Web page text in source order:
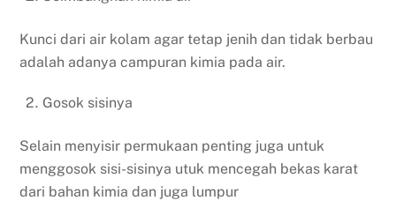
Kunci dari air kolam agar tetap jenih dan tidak berbau
adalah adanya campuran kimia pada air.
Gosok sisinya
Selain menyisir permukaan penting juga untuk
menggosok sisi-sisinya utuk mencegah bekas karat
dari bahan kimia dan juga lumpur